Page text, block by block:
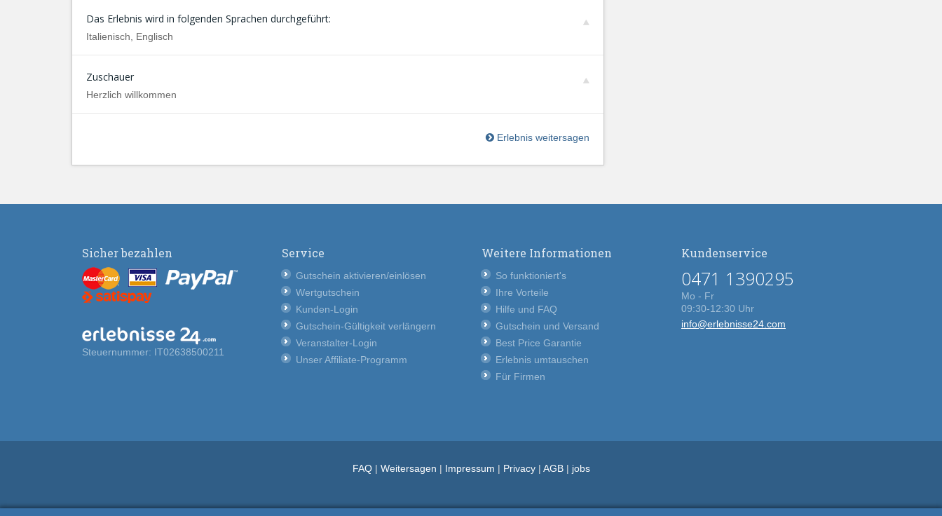
Das Erlebnis wird in folgenden Sprachen durchgeführt:
Italienisch, Englisch
Zuschauer
Herzlich willkommen
Erlebnis weitersagen
Sicher bezahlen
Steuernummer: IT02638500211
Service
Gutschein aktivieren/einlösen
Wertgutschein
Kunden-Login
Gutschein-Gültigkeit verlängern
Veranstalter-Login
Unser Affiliate-Programm
Weitere Informationen
So funktioniert's
Ihre Vorteile
Hilfe und FAQ
Gutschein und Versand
Best Price Garantie
Erlebnis umtauschen
Für Firmen
Kundenservice
0471 1390295
Mo - Fr
09:30-12:30 Uhr
info@erlebnisse24.com
FAQ| Weitersagen | Impressum | Privacy| AGB| jobs